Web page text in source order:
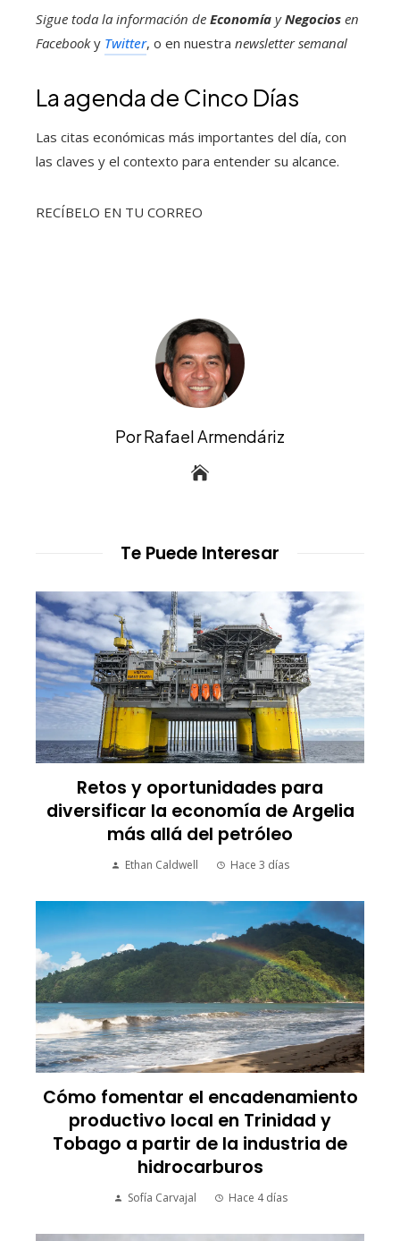
Sigue toda la información de Economía yNegocios en
Facebooky Twitter, o en nuestra newsletter semanal
La agenda de Cinco Días
Las citas económicas más importantes del día, con
las claves y el contexto para entender su alcance.
RECÍBELO EN TU CORREO
Por Rafael Armendáriz
Te Puede Interesar
Retos y oportunidades para
diversificar la economía de Argelia
más allá del petróleo
Ethan Caldwell Hace 3 días
Cómo fomentar el encadenamiento
productivo local en Trinidad y
Tobago a partir de la industria de
hidrocarburos
Sofía Carvajal Hace 4 días